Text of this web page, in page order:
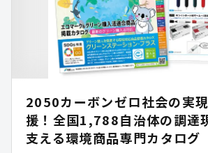
2050カーボンゼロ社会の実
援！全国1,788自治体の調達
支える環境商品専門カタログ